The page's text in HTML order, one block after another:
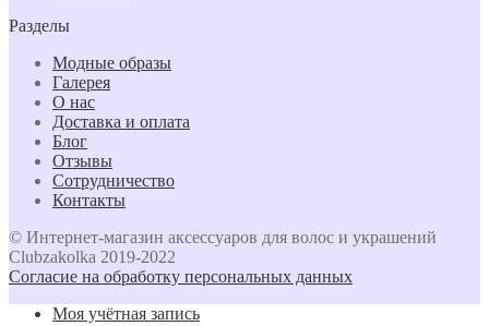
Разделы
Модные образы
Галерея
О нас
Доставка и оплата
Блог
Отзывы
Сотрудничество
Контакты
© Интернет-магазин аксессуаров для волос и украшений
Clubzakolka 2019-2022
Согласие на обработку персональных данных
Моя учётная запись